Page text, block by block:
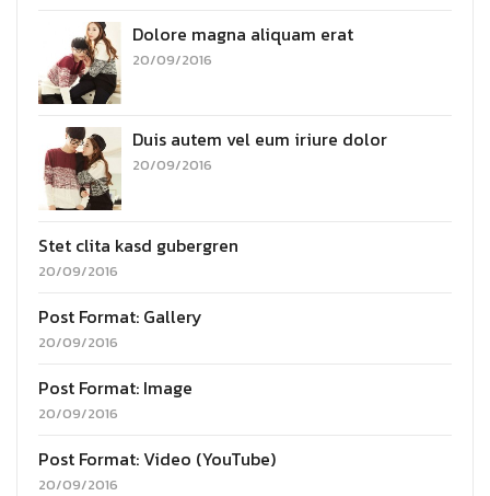
Dolore magna aliquam erat
20/09/2016
Duis autem vel eum iriure dolor
20/09/2016
Stet clita kasd gubergren
20/09/2016
Post Format: Gallery
20/09/2016
Post Format: Image
20/09/2016
Post Format: Video (YouTube)
20/09/2016